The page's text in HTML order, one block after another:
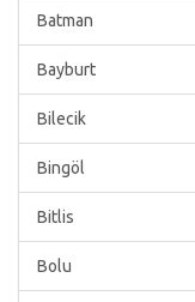
Batman
Bayburt
Bilecik
Bingöl
Bitlis
Bolu